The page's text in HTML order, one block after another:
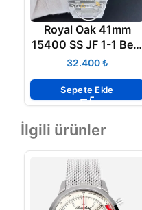
Royal Oak 41mm
15400 SS JF 1-1 Best
Edition Gray
Bracelet A3120 V5
₺
Sepete Ekle
İlgili ürünler